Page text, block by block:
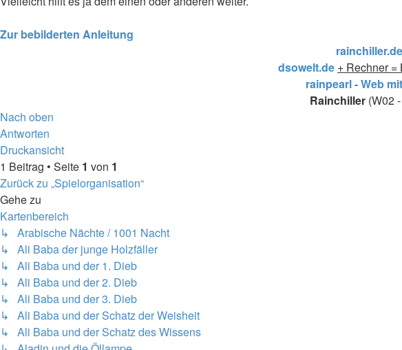
Zur bebilderten Anleitung
rainchiller.de
dsowelt.de + Rechner =
rainpearl - Web
Rainchiller(W02 -
Nach oben
Antworten
Druckansicht
1 Beitrag • Seite 1 von 1
Zurück zu „Spielorganisation“
Gehe zu
Kartenbereich
↳ Arabische Nächte / 1001 Nacht
↳ Ali Baba der junge Holzfäller
↳ Ali Baba und der 1. Dieb
↳ Ali Baba und der 2. Dieb
↳ Ali Baba und der 3. Dieb
↳ Ali Baba und der Schatz der Weisheit
↳ Ali Baba und der Schatz des Wissens